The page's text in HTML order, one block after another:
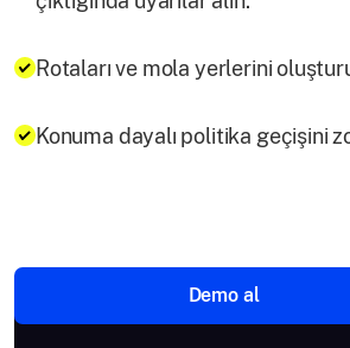
Rotaları ve mola yerlerini
Konuma dayalı politika geçişini
Demo al